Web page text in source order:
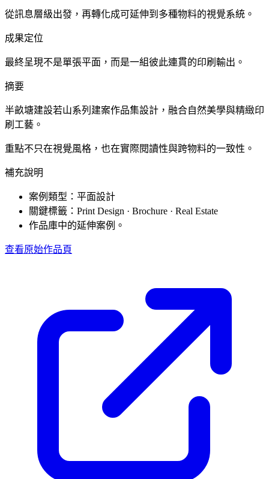
從訊息層級出發，再轉化成可延伸到多種物料的視覺系統。
成果定位
最終呈現不是單張平面，而是一組彼此連貫的印刷輸出。
摘要
半畝塘建設若山系列建案作品集設計，融合自然美學與精緻印
刷工藝。
重點不只在視覺風格，也在實際閱讀性與跨物料的一致性。
補充說明
案例類型：平面設計
關鍵標籤：Print Design · Brochure · Real Estate
作品庫中的延伸案例。
查看原始作品頁